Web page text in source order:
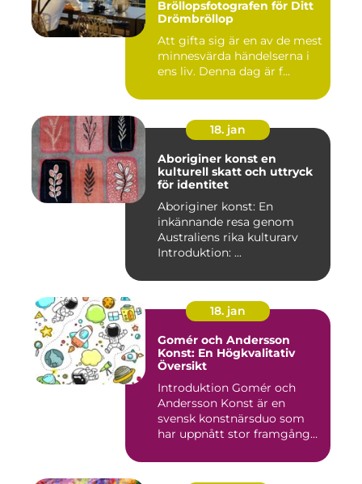
Bröllopsfotografen för Ditt
Drömbröllop
Att gifta sig är en av de mest
minnesvärda händelserna i
ens liv. Denna dag är f...
18. jan
Aboriginer konst en
kulturell skatt och uttryck
för identitet
Aboriginer konst: En
inkännande resa genom
Australiens rika kulturarv
Introduktion: ...
18. jan
Gomér och Andersson
Konst: En Högkvalitativ
Översikt
Introduktion Gomér och
Andersson Konst är en
svensk konstnärsduo som
har uppnått stor framgång